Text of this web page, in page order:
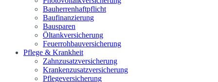
Bauherrenhaftpflicht
Baufinanzierung
Bausparen
Öltankversicherung
Feuerrohbauversicherung
Pflege & Krankheit
Zahnzusatzversicherung
Krankenzusatzversicherung
Pflegeversicherung